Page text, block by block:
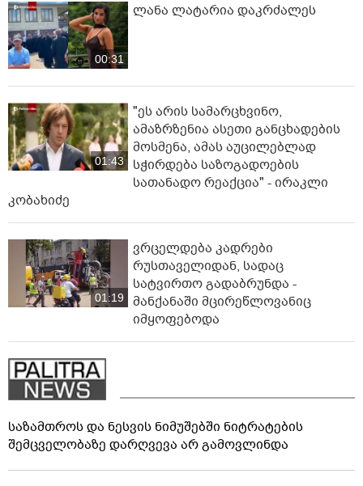
00:31
ლანა ლატარია დაკრძალეს
01:43
"ეს არის სამარცხვინო,
ამაზრზენია ასეთი განცხადების
მოსმენა, ამას აუცილებლად
სჭირდება საზოგადოების
სათანადო რეაქცია" - ირაკლი
კობახიძე
01:19
ვრცელდება კადრები
რუსთაველიდან, სადაც
სატვირთო გადაბრუნდა -
მანქანაში მცირეწლოვანიც
იმყოფებოდა
საზამთროს და ნესვის ნიმუშებში ნიტრატების
შემცველობაზე დარღვევა არ გამოვლინდა